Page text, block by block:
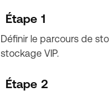
Étape 1
Définir le parcours de
stockage VIP.
Étape 2